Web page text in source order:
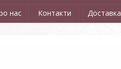
нас Контакти